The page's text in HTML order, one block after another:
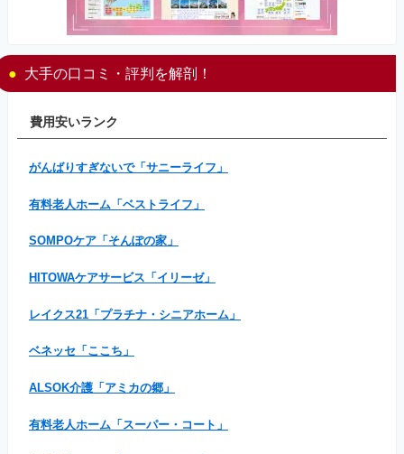
大手の口コミ・評判を解剖！
費用安いランク
がんばりすぎないで「サニーライフ」
有料老人ホーム「ベストライフ」
SOMPOケア「そんぽの家」
HITOWAケアサービス「イリーゼ」
レイクス21「プラチナ・シニアホーム」
ベネッセ「ここち」
ALSOK介護「アミカの郷」
有料老人ホーム「スーパー・コート」